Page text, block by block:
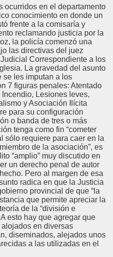
ocurridos en el departamento
conocimiento en donde un
frente a la comisaría y
reclamando justicia por la
la policía comenzó una
las directivas del juez
Correspondiente a los
La gravedad del asunto
se les imputan a los
7 figuras penales: Atentado
Lesiones leves,
y Asociación Ilícita
para su configuración
o banda de tres o más
tenga como fin “cometer
sólo requiere para caer en la
de la asociación”, es
“amplio” muy discutido en
un derecho penal de autor
Pero al margen de esa
radica en que la Justicia
provincial de que “la
que permite apreciar la
de la “división e
esto hay que agregar que
en diversas
diseminados, alejados unos
a las utilizadas en el